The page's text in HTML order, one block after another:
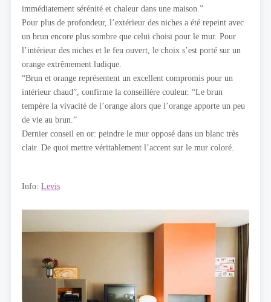
immédiatement sérénité et chaleur dans une maison.”
Pour plus de profondeur, l’extérieur des niches a été repeint avec
un brun encore plus sombre que celui choisi pour le mur. Pour
l’intérieur des niches et le feu ouvert, le choix s’est porté sur un
orange extrêmement ludique.
“Brun et orange représentent un excellent compromis pour un
intérieur chaud”, confirme la conseillère couleur. “Le brun
tempère la vivacité de l’orange alors que l’orange apporte un peu
de vie au brun.”
Dernier conseil en or: peindre le mur opposé dans un blanc très
clair. De quoi mettre véritablement l’accent sur le mur coloré.
Info: Levis